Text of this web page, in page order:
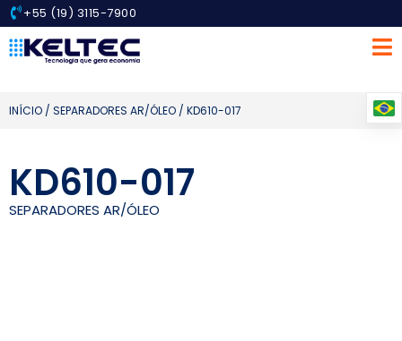
+55 (19) 3115-7900
INÍCIO / SEPARADORES AR/ÓLEO / KD610-017
KD610-017
SEPARADORES AR/ÓLEO